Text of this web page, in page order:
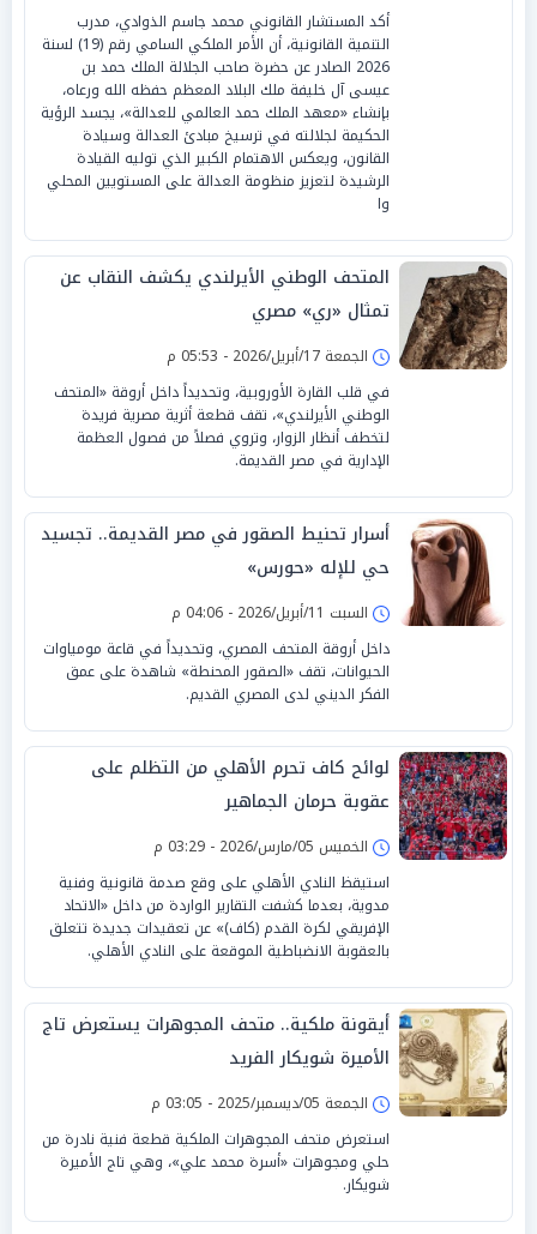
أكد المستشار القانوني محمد جاسم الذوادي، مدرب
التنمية القانونية، أن الأمر الملكي السامي رقم (19) لسنة
2026 الصادر عن حضرة صاحب الجلالة الملك حمد بن
عيسى آل خليفة ملك البلاد المعظم حفظه الله ورعاه،
بإنشاء «معهد الملك حمد العالمي للعدالة»، يجسد الرؤية
الحكيمة لجلالته في ترسيخ مبادئ العدالة وسيادة
القانون، ويعكس الاهتمام الكبير الذي توليه القيادة
الرشيدة لتعزيز منظومة العدالة على المستويين المحلي
وا
المتحف الوطني الأيرلندي يكشف النقاب عن
تمثال «ري» مصري
الجمعة 17/أبريل/2026 - 05:53 م
في قلب القارة الأوروبية، وتحديداً داخل أروقة «المتحف
الوطني الأيرلندي»، تقف قطعة أثرية مصرية فريدة
لتخطف أنظار الزوار، وتروي فصلاً من فصول العظمة
الإدارية في مصر القديمة.
أسرار تحنيط الصقور في مصر القديمة.. تجسيد
حي للإله «حورس»
السبت 11/أبريل/2026 - 04:06 م
داخل أروقة المتحف المصري، وتحديداً في قاعة مومياوات
الحيوانات، تقف «الصقور المحنطة» شاهدة على عمق
الفكر الديني لدى المصري القديم.
لوائح كاف تحرم الأهلي من التظلم على
عقوبة حرمان الجماهير
الخميس 05/مارس/2026 - 03:29 م
استيقظ النادي الأهلي على وقع صدمة قانونية وفنية
مدوية، بعدما كشفت التقارير الواردة من داخل «الاتحاد
الإفريقي لكرة القدم (كاف)» عن تعقيدات جديدة تتعلق
بالعقوبة الانضباطية الموقعة على النادي الأهلي.
أيقونة ملكية.. متحف المجوهرات يستعرض تاج
الأميرة شويكار الفريد
الجمعة 05/ديسمبر/2025 - 03:05 م
استعرض متحف المجوهرات الملكية قطعة فنية نادرة من
حلي ومجوهرات «أسرة محمد علي»، وهي تاج الأميرة
شويكار.